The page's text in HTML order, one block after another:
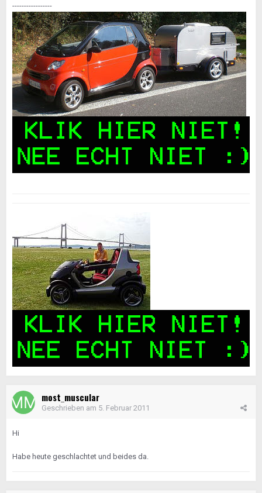
-----------------
most_muscular
Geschrieben am 5. Februar 2011
Hi
Habe heute geschlachtet und beides da.